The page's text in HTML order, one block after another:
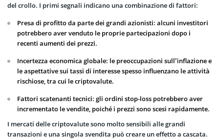
del crollo. I primi segnali indicano una combinazione di fattori:
Presa di profitto da parte dei grandi azionisti: alcuni investitori
potrebbero aver venduto le proprie partecipazioni dopo i
recenti aumenti dei prezzi.
Incertezza economica globale: le preoccupazioni sull’inflazione e
le aspettative sui tassi di interesse spesso influenzano le attività
rischiose, tra cui le criptovalute.
Fattori scatenanti tecnici: gli ordini stop-loss potrebbero aver
incrementato le vendite, poiché i prezzi sono scesi rapidamente.
I mercati delle criptovalute sono molto sensibili alle grandi
transazioni e una singola svendita può creare un effetto a cascata.